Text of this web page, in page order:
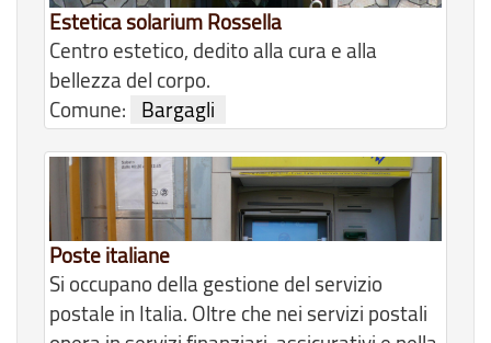
Estetica solarium Rossella
Centro estetico, dedito alla cura e alla
bellezza del corpo.
Comune:
Bargagli
Poste italiane
Si occupano della gestione del servizio
postale in Italia. Oltre che nei servizi postali